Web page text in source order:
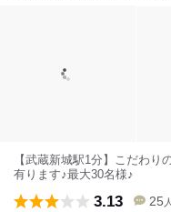
【武蔵新城駅1分】こだわ
有ります♪最大30名様♪
3.13 25 人